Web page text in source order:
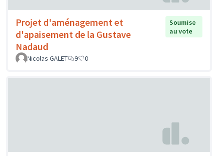
Projet d'aménagement et
d'apaisement de la Gustave
Nadaud
Soumise
au vote
Nicolas GALET 9 0